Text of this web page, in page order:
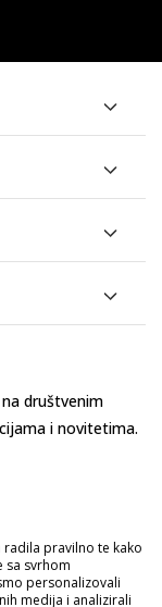
društvenim
i novitetima.
pravilno te kako
sa svrhom
personalizovali
medija i analizirali